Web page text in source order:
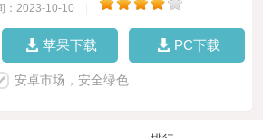
：2023-10-10
苹果下载 PC下载
安卓市场，安全绿色